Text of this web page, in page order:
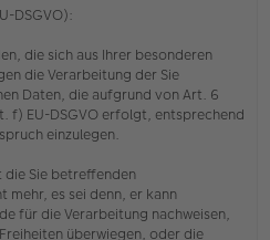
DSGVO):
die sich aus Ihrer besonderen
die Verarbeitung der Sie
Daten, die aufgrund von Art. 6
f) EU-DSGVO erfolgt, entsprechend
einzulegen.
Sie betreffenden
mehr, es sei denn, er kann
für die Verarbeitung nachweisen,
überwiegen, oder die